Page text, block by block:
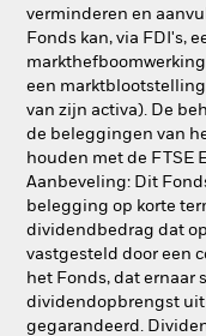
verminderen en
Fonds kan, via FDI's,
een
van zijn activa). De
de beleggingen van
houden met de FTSE
Aanbeveling: Dit
belegging op korte
dividendbedrag dat
vastgesteld door een
het Fonds, dat ernaar
dividendopbrengst uit
gegarandeerd.